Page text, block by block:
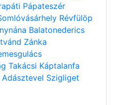
Pápateszér
Révfülöp
Balatonederics
Zánka
Takácsi Káptalanfa
Adásztevel Szigliget